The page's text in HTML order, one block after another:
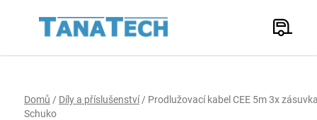
Hledat
Domů / Díly a příslušenství / Prodlužovací kabel CEE 5m 3x
Schuko